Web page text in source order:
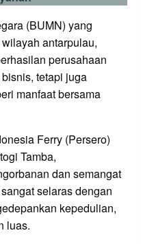
(BUMN) yang
antarpulau,
perusahaan
tetapi juga
manfaat bersama
Ferry (Persero)
Tamba,
dan semangat
selaras dengan
kepedulian,
luas.